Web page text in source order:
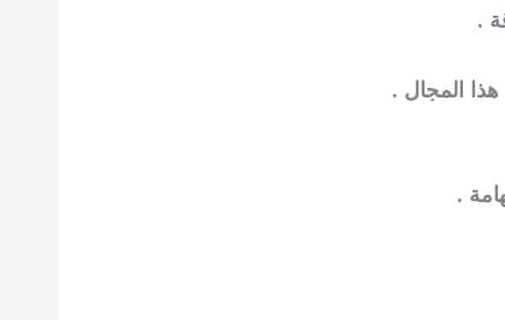
.
المجال .
.